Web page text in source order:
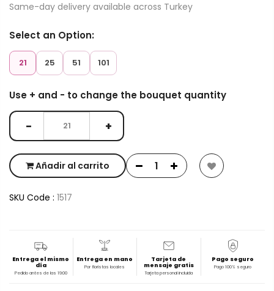
Same-day delivery available across Turkey
Select an Option:
21 25 51 101
Use + and - to change the bouquet quantity
− +
Añadir al carrito
SKU Code : 1517
Entrega el mismo
día
Pedido antes de las 19:00
Entrega en mano
Por floristas locales
Tarjeta de
mensaje gratis
Tarjeta personal incluida
Pago seguro
Pago 100% seguro